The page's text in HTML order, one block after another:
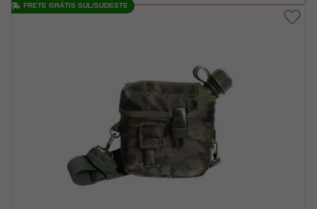
FRETE GRÁTIS SUL/SUDESTE